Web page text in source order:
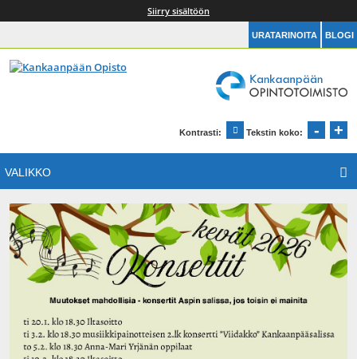
Siirry sisältöön
BLOGI
URATARINOITA
Kontrasti: Muuta kontrastia
Tekstin koko: - +
VALIKKO